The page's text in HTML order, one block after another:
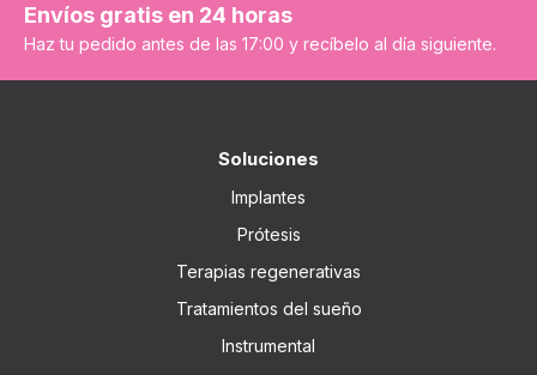
Envíos gratis en 24 horas
Haz tu pedido antes de las 17:00 y recíbelo al día siguiente.
Soluciones
Implantes
Prótesis
Terapias regenerativas
Tratamientos del sueño
Instrumental